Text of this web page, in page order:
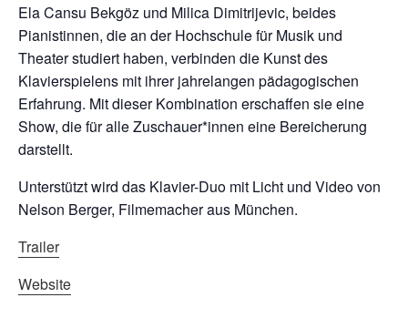
Ela Cansu Bekgöz und Milica Dimitrijevic​​​​​​, beides
Pianistinnen, die an der Hochschule für Musik und
Theater studiert haben, verbinden die Kunst des
Klavierspielens mit ihrer jahrelangen pädagogischen
Erfahrung. Mit dieser Kombination erschaffen sie eine
Show, die für alle Zuschauer*innen eine Bereicherung
darstellt.
Unterstützt wird das Klavier-Duo mit Licht und Video von
Nelson Berger, Filmemacher aus München.
Trailer
Website